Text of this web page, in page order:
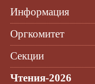
Информация
Оргкомитет
Секции
Чтения-2026